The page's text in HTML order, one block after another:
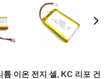
이온 전지 셀, KC 리포 건